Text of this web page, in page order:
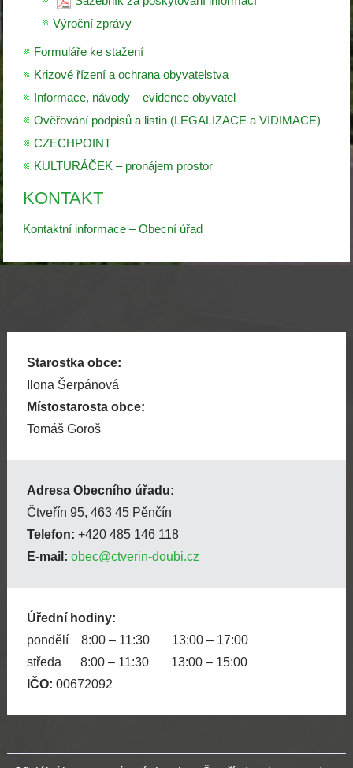
Výroční zprávy
Formuláře ke stažení
Krizové řízení a ochrana obyvatelstva
Informace, návody – evidence obyvatel
Ověřování podpisů a listin (LEGALIZACE a VIDIMACE)
CZECHPOINT
KULTURÁČEK – pronájem prostor
KONTAKT
Kontaktní informace – Obecní úřad
Starostka obce:
Ilona Šerpánová
Místostarosta obce:
Tomáš Goroš
Adresa Obecního úřadu:
Čtveřín 95, 463 45 Pěnčín
Telefon: +420 485 146 118
E-mail: obec@ctverin-doubi.cz
Úřední hodiny:
pondělí 8:00 – 11:30 13:00 – 17:00
středa 8:00 – 11:30 13:00 – 15:00
IČO: 00672092